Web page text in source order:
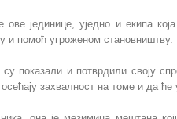
ове јединице, уједно и екипа
и помоћ угроженом становништву.
показали и потврдили своју
захвалност на томе и да